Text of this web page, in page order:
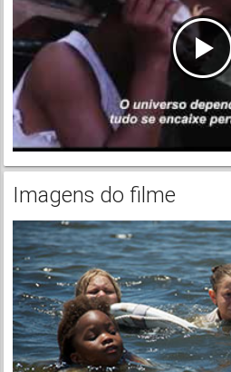
Imagens do filme